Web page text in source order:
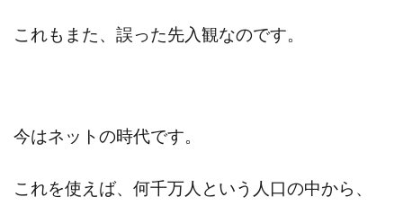
これもまた、誤った先入観なのです。
今はネットの時代です。
これを使えば、何千万人という人口の中から、